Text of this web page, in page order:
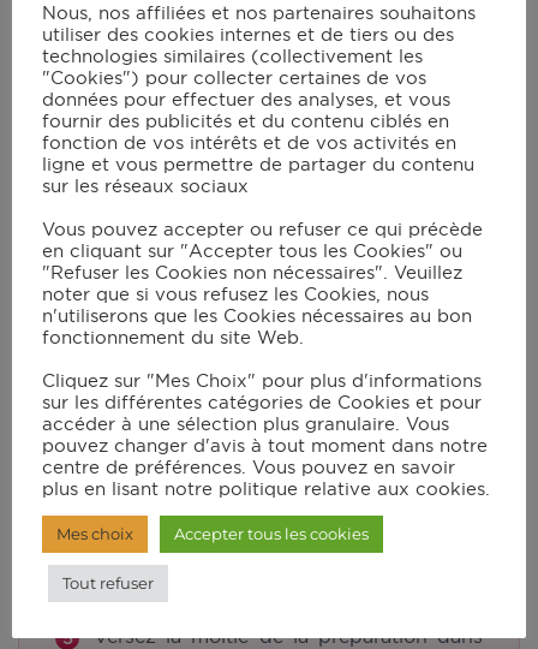
1 à 2 bananes
Instructions
Faites fondre le beurre en morceaux
Pendant ce temps, mélangez le sucre et
les œufs jusqu'à ce que le mélange
blanchisse ;
feu et ajoutez le chocolat. Remuez
doucement jusqu'à ce que le chocolat
soit complètement fondu ;
Ajoutez le mélange chocolat-beurre au
mélange œufs-sucre. Mélangez et
ajoutez la farine et le sel. Mélangez
jusqu'à ce que la pâte soit lisse ;
Versez la moitié de la préparation dans
Nous, nos affiliées et nos partenaires souhaitons
utiliser des cookies internes et de tiers ou des
technologies similaires (collectivement les
"Cookies") pour collecter certaines de vos
données pour effectuer des analyses, et vous
fournir des publicités et du contenu ciblés en
fonction de vos intérêts et de vos activités en
ligne et vous permettre de partager du contenu
sur les réseaux sociaux
Vous pouvez accepter ou refuser ce qui précède
en cliquant sur "Accepter tous les Cookies" ou
"Refuser les Cookies non nécessaires". Veuillez
noter que si vous refusez les Cookies, nous
n'utiliserons que les Cookies nécessaires au bon
fonctionnement du site Web.
Cliquez sur "Mes Choix" pour plus d'informations
sur les différentes catégories de Cookies et pour
accéder à une sélection plus granulaire. Vous
pouvez changer d'avis à tout moment dans notre
centre de préférences. Vous pouvez en savoir
plus en lisant notre politique relative aux cookies.
Mes choix Accepter tous les cookies
Tout refuser